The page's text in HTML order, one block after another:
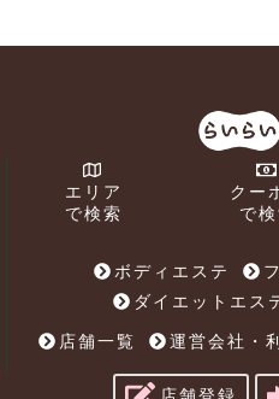
エリア
で検索
クー
で
ボディエステ
ダイエットエス
店舗一覧
運営会社・
店舗登録